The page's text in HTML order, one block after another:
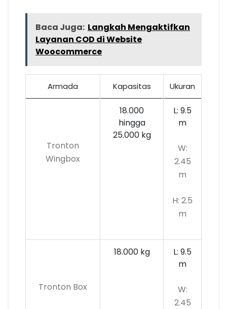
Baca Juga: Langkah Mengaktifkan
Layanan COD di Website
Woocommerce
Armada Kapasitas Ukuran
Tronton
Wingbox
18.000
hingga
25.000 kg
L: 9.5
m
W:
2.45
m
H: 2.5
m
Tronton Box
18.000 kg
L: 9.5
m
W:
2.45